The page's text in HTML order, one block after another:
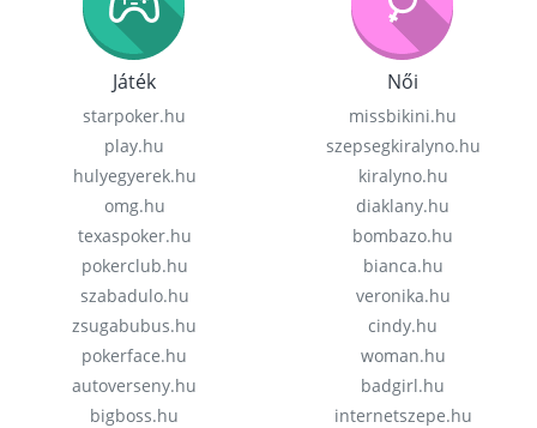
Játék
starpoker.hu
play.hu
hulyegyerek.hu
omg.hu
texaspoker.hu
pokerclub.hu
szabadulo.hu
zsugabubus.hu
pokerface.hu
autoverseny.hu
bigboss.hu
Női
missbikini.hu
szepsegkiralyno.hu
kiralyno.hu
diaklany.hu
bombazo.hu
bianca.hu
veronika.hu
cindy.hu
woman.hu
badgirl.hu
internetszepe.hu